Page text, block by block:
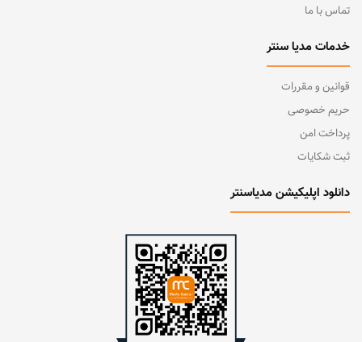
تماس با ما
خدمات مدیا سنتر
قوانین و مقررات
حریم خصوصی
پرداخت امن
ثبت شکایات
دانلود اپلیکیشن مدیاسنتر